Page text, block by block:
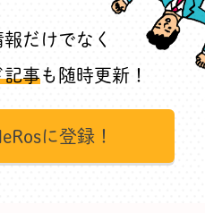
だけでなく
記事も随時更新！
に登録！